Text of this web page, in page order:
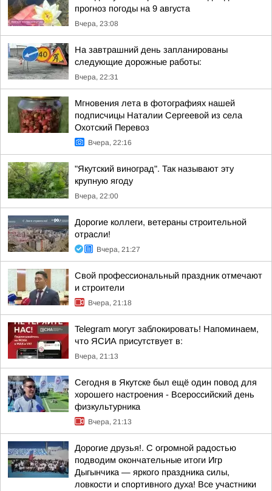
прогноз погоды на 9 августа
Вчера, 23:08
На завтрашний день запланированы
следующие дорожные работы:
Вчера, 22:31
Мгновения лета в фотографиях нашей
подписчицы Наталии Сергеевой из села
Охотский Перевоз
Вчера, 22:16
"Якутский виноград". Так называют эту
крупную ягоду
Вчера, 22:00
Дорогие коллеги, ветераны строительной
отрасли!
Вчера, 21:27
Свой профессиональный праздник отмечают
и строители
Вчера, 21:18
Telegram могут заблокировать! Напоминаем,
что ЯСИА присутствует в:
Вчера, 21:13
Сегодня в Якутске был ещё один повод для
хорошего настроения - Всероссийский день
физкультурника
Вчера, 21:13
Дорогие друзья!. С огромной радостью
подводим окончательные итоги Игр
Дыгынчика — яркого праздника силы,
ловкости и спортивного духа! Все участники